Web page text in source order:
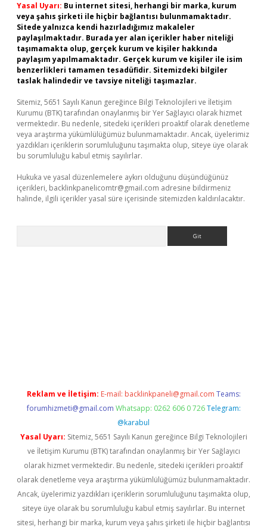
Yasal Uyarı: Bu internet sitesi, herhangi bir marka, kurum
veya şahıs şirketi ile hiçbir bağlantısı bulunmamaktadır.
Sitede yalnızca kendi hazırladığımız makaleler
paylaşılmaktadır. Burada yer alan içerikler haber niteliği
taşımamakta olup, gerçek kurum ve kişiler hakkında
paylaşım yapılmamaktadır. Gerçek kurum ve kişiler ile isim
benzerlikleri tamamen tesadüfidir. Sitemizdeki bilgiler
taslak halindedir ve tavsiye niteliği taşımazlar.
Sitemiz, 5651 Sayılı Kanun gereğince Bilgi Teknolojileri ve İletişim
Kurumu (BTK) tarafından onaylanmış bir Yer Sağlayıcı olarak hizmet
vermektedir. Bu nedenle, sitedeki içerikleri proaktif olarak denetleme
veya araştırma yükümlülüğümüz bulunmamaktadır. Ancak, üyelerimiz
yazdıkları içeriklerin sorumluluğunu taşımakta olup, siteye üye olarak
bu sorumluluğu kabul etmiş sayılırlar.
Hukuka ve yasal düzenlemelere aykırı olduğunu düşündüğünüz
içerikleri, backlinkpanelicomtr@gmail.com adresine bildirmeniz
halinde, ilgili içerikler yasal süre içerisinde sitemizden kaldırılacaktır.
Reklam ve İletişim: E-mail: backlinkpaneli@gmail.com Teams:
forumhizmeti@gmail.com Whatsapp: 0262 606 0 726 Telegram:
@karabul
Yasal Uyarı: Sitemiz, 5651 Sayılı Kanun gereğince Bilgi Teknolojileri
ve İletişim Kurumu (BTK) tarafından onaylanmış bir Yer Sağlayıcı
olarak hizmet vermektedir. Bu nedenle, sitedeki içerikleri proaktif
olarak denetleme veya araştırma yükümlülüğümüz bulunmamaktadır.
Ancak, üyelerimiz yazdıkları içeriklerin sorumluluğunu taşımakta olup,
siteye üye olarak bu sorumluluğu kabul etmiş sayılırlar. Bu internet
sitesi, herhangi bir marka, kurum veya şahıs şirketi ile hiçbir bağlantısı